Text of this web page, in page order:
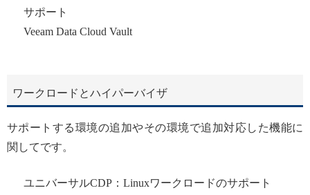
サポート
Veeam Data Cloud Vault
ワークロードとハイパーバイザ
サポートする環境の追加やその環境で追加対応した機能に
関してです。
ユニバーサルCDP：Linuxワークロードのサポート